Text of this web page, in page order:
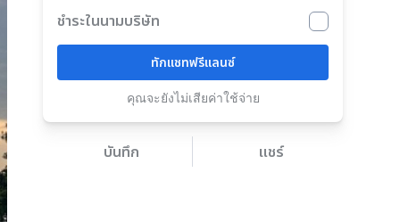
ชำระในนามบริษัท
ทักแชทฟรีแลนซ์
คุณจะยังไม่เสียค่าใช้จ่าย
บันทึก แชร์